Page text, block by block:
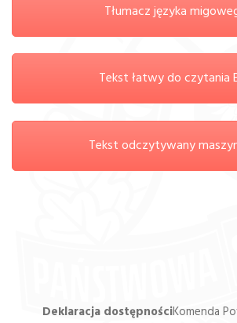
Tłumacz języka
Tekst łatwy do czytania
Tekst odczytywany
Deklaracja dostępnościKomenda